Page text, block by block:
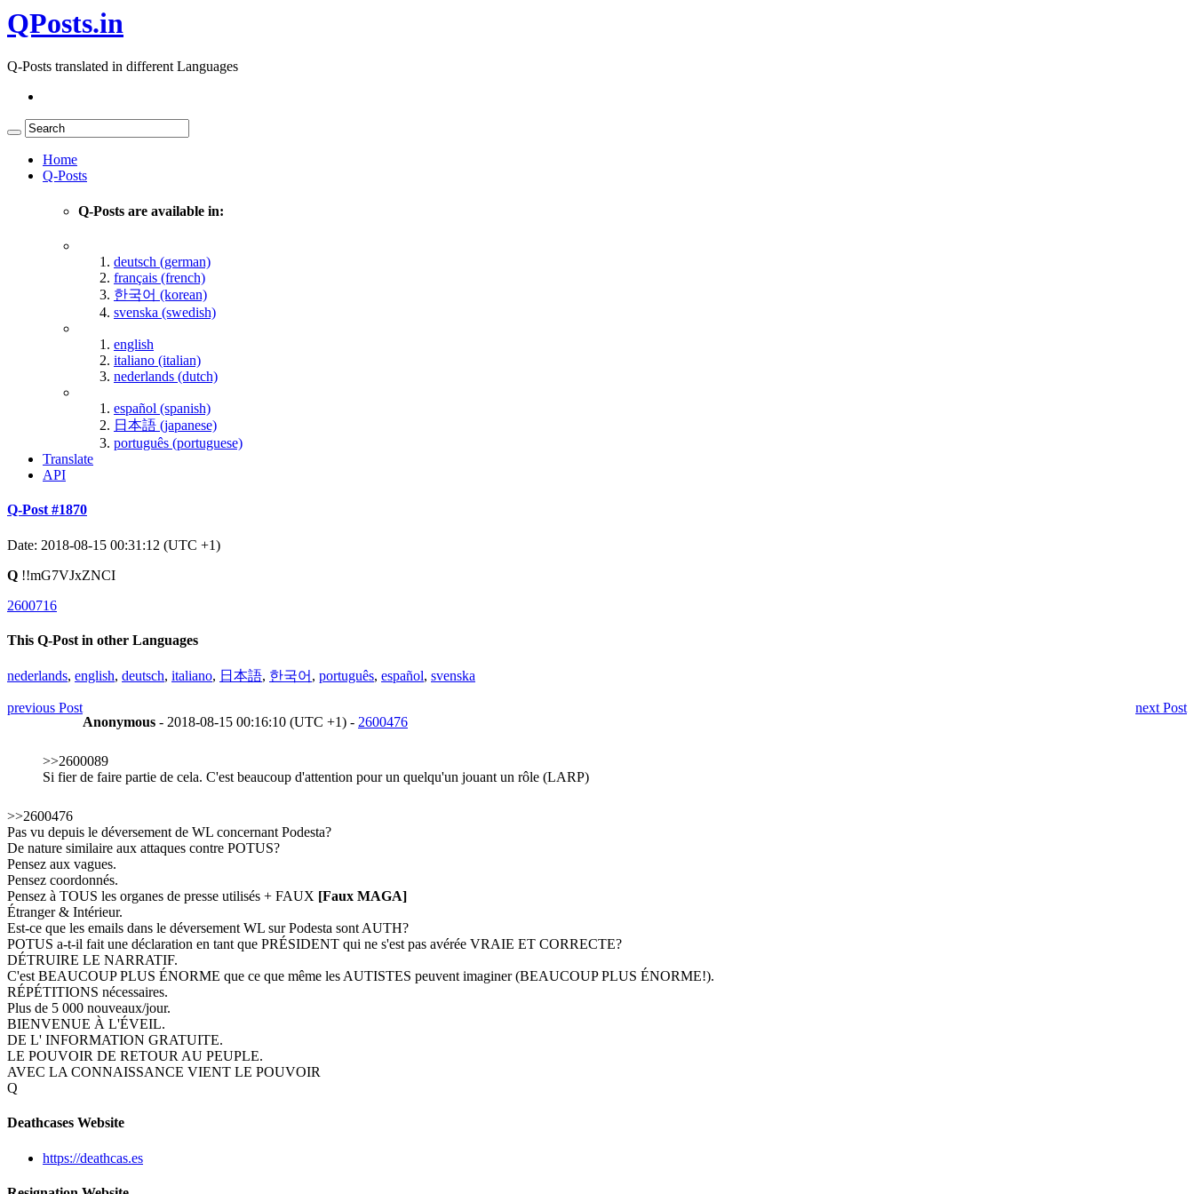
QPosts.in
Q-Posts translated in different Languages
Home
Q-Posts
Q-Posts are available in:
deutsch (german)
français (french)
한국어 (korean)
svenska (swedish)
english
italiano (italian)
nederlands (dutch)
español (spanish)
日本語 (japanese)
português (portuguese)
Translate
API
Q-Post #1870
Date: 2018-08-15 00:31:12 (UTC +1)
Q !!mG7VJxZNCI
2600716
This Q-Post in other Languages
nederlands, english, deutsch, italiano, 日本語, 한국어 , português, español, svenska
previous Post
next Post
Anonymous - 2018-08-15 00:16:10 (UTC +1) - 2600476
>>2600089
Si fier de faire partie de cela. C'est beaucoup d'attention pour un quelqu'un jouant un rôle (LARP)
>>2600476
Pas vu depuis le déversement de WL concernant Podesta?
De nature similaire aux attaques contre POTUS?
Pensez aux vagues.
Pensez coordonnés.
Pensez à TOUS les organes de presse utilisés + FAUX [Faux MAGA]
Étranger & Intérieur.
Est-ce que les emails dans le déversement WL sur Podesta sont AUTH?
POTUS a-t-il fait une déclaration en tant que PRÉSIDENT qui ne s'est pas avérée VRAIE ET CORRECTE?
DÉTRUIRE LE NARRATIF.
C'est BEAUCOUP PLUS ÉNORME que ce que même les AUTISTES peuvent imaginer (BEAUCOUP PLUS ÉNORME!).
RÉPÉTITIONS nécessaires.
Plus de 5 000 nouveaux/jour.
BIENVENUE À L'ÉVEIL.
DE L' INFORMATION GRATUITE.
LE POUVOIR DE RETOUR AU PEUPLE.
AVEC LA CONNAISSANCE VIENT LE POUVOIR
Q
Deathcases Website
https://deathcas.es